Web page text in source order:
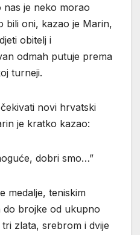
nas je neko morao
bili oni, kazao je Marin,
obitelj i
odmah putuje prema
turneji.
novi hrvatski
je kratko kazao:
dobri smo…”
medalje, teniskim
do brojke od ukupno
zlata, srebrom i dvije